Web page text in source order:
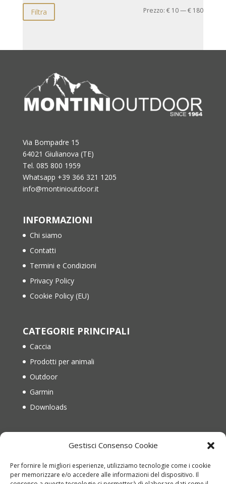
Gestisci Consenso Cookie
Per fornire le migliori esperienze, utilizziamo tecnologie come i cookie
per memorizzare e/o accedere alle informazioni del dispositivo. Il
Prezzo
Prezzo
Filtra Prezzo:€ 10—€ 180
Via Bompadre 15
64021 Giulianova (TE)
Tel. 085 800 1959
Whatsapp +39 366 321 1205
info@montinioutdoor.it
INFORMAZIONI
Chi siamo
Contatti
Termini e Condizioni
Privacy Policy
Cookie Policy (EU)
CATEGORIE PRINCIPALI
Caccia
Prodotti per animali
Outdoor
Garmin
Downloads
IL MIO ACCOUNT
Recupera password